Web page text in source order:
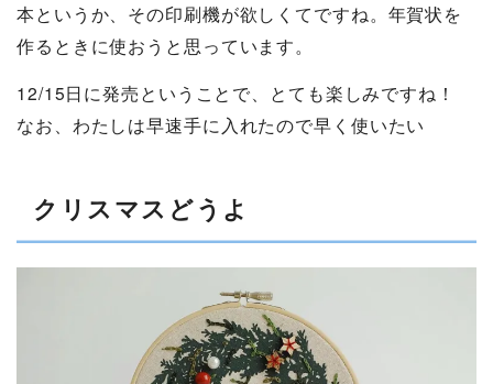
本というか、その印刷機が欲しくてですね。年賀状を
作るときに使おうと思っています。
12/15日に発売ということで、とても楽しみですね！
なお、わたしは早速手に入れたので早く使いたい
クリスマスどうよ